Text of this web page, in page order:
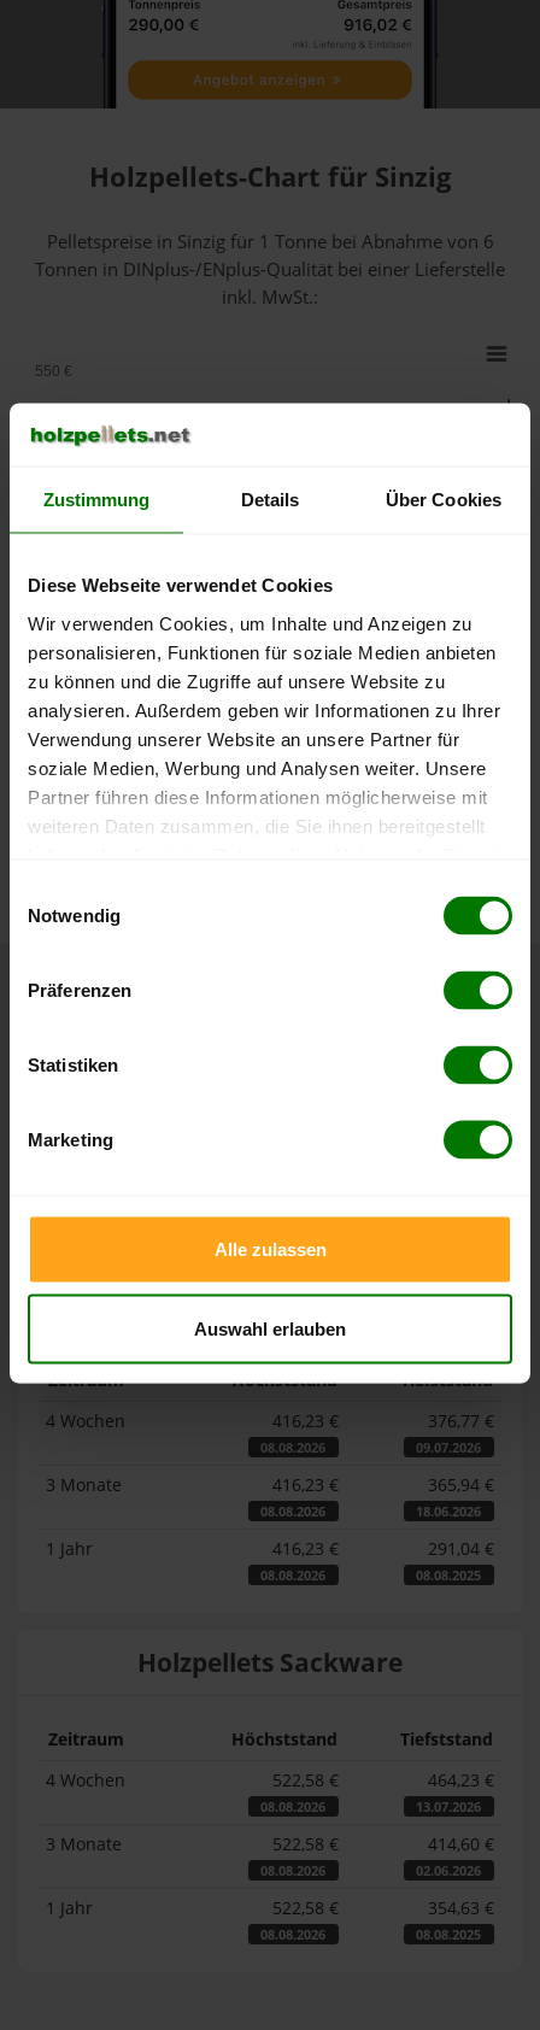
Zustimmung Details Über Cookies
Diese Webseite verwendet Cookies
Wir verwenden Cookies, um Inhalte und Anzeigen zu
personalisieren, Funktionen für soziale Medien anbieten
zu können und die Zugriffe auf unsere Website zu
analysieren. Außerdem geben wir Informationen zu Ihrer
Verwendung unserer Website an unsere Partner für
soziale Medien, Werbung und Analysen weiter. Unsere
Partner führen diese Informationen möglicherweise mit
weiteren Daten zusammen, die Sie ihnen bereitgestellt
Notwendig
Präferenzen
Statistiken
Marketing
Alle zulassen
Auswahl erlauben
Holzpellets-Chart für Sinzig
Pelletspreise in Sinzig für 1 Tonne bei Abnahmevon 6
Tonnen in DINplus-/ENplus-Qualität bei einer Lieferstelle
inkl. MwSt.:
lose Ware Sackware
September
2025
Januar
2026
Mai
2026
250 €
300 €
350 €
400 €
500 €
550 €
Die aktuelle Preisentwicklung für Holzpellets in Deutschland
Höchst- und Tiefststände der
Pelletspreise für lose Holzpellets und Holzpellets
. Das dazugehörige Datum zeigt, wann
wurde.
Lose Holzpellets
Zeitraum Höchststand
Tiefststand
4 Wochen
416,23 €
08.08.2026
376,77 €
09.07.2026
3 Monate 416,23 €
08.08.2026
365,94 €
18.06.2026
1 Jahr 416,23 €
08.08.2026
291,04 €
08.08.2025
Holzpellets Sackware
Zeitraum Höchststand
Tiefststand
4 Wochen
522,58 €
08.08.2026
464,23 €
13.07.2026
3 Monate 522,58 €
08.08.2026
414,60 €
02.06.2026
1 Jahr 522,58 €
08.08.2026
354,63 €
08.08.2025